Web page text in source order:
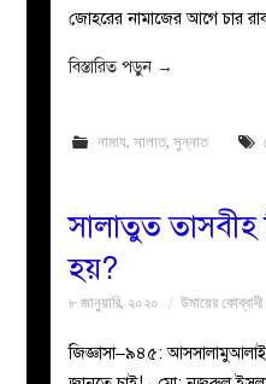
জোহরের নামাজের আগে চার
বিস্তারিত পড়ুন →
নামায, সালাত, সুন্নাত
সালাতুত
হয়?
৮ জানুয়ারি, ২০২০ উমায়ের কোব্বাদী
জিজ্ঞাসা–৯৪৫: